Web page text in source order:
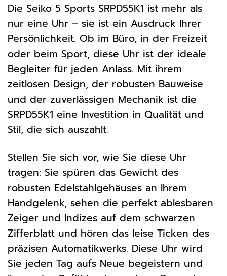
Die Seiko 5 Sports SRPD55K1 ist mehr als
nur eine Uhr – sie ist ein Ausdruck Ihrer
Persönlichkeit. Ob im Büro, in der Freizeit
oder beim Sport, diese Uhr ist der ideale
Begleiter für jeden Anlass. Mit ihrem
zeitlosen Design, der robusten Bauweise
und der zuverlässigen Mechanik ist die
SRPD55K1 eine Investition in Qualität und
Stil, die sich auszahlt.
Stellen Sie sich vor, wie Sie diese Uhr
tragen: Sie spüren das Gewicht des
robusten Edelstahlgehäuses an Ihrem
Handgelenk, sehen die perfekt ablesbaren
Zeiger und Indizes auf dem schwarzen
Zifferblatt und hören das leise Ticken des
präzisen Automatikwerks. Diese Uhr wird
Sie jeden Tag aufs Neue begeistern und